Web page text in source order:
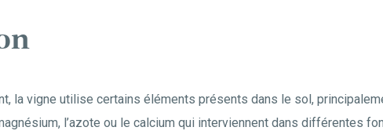
la vigne utilise certains éléments présents dans le sol,
l’azote ou le calcium qui interviennent dans différentes